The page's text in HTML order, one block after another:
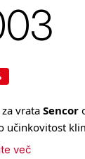
za vrataSencor
učinkovitost
več